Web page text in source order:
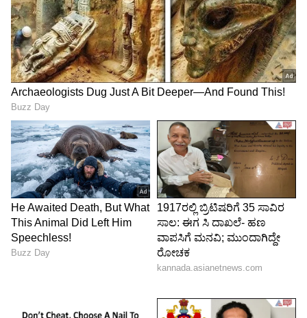
ABOUT THE AUTHOR
SH Sushma Hegde
ಸುವರ್ಣ ನ್ಯೂಸ್ ಸುದ್ದಿ ಮಾಧ್ಯಮದ ಡಿಜಿಟಲ್ ವಿಭಾಗದಲ್ಲಿ ಕಳೆದ
ಮೂರು ವರ್ಷಗಳಿಂದ ಕೆಲಸ ಮಾಡುತ್ತಿದ್ದೇನೆ. ದೃಶ್ಯ ಮಾಧ್ಯಮ,
ಡಿಜಿಟಲ್‌ ಮಾಧ್ಯಮದಲ್ಲಿ 5 ವರ್ಷ ಕೆಲಸ ಮಾಡಿದ ಅನುಭವವಿದೆ.
SDM ಉಜಿರೆಯಲ್ಲಿ ಪತ್ರಿಕೋದ್ಯಮದ ಸ್ನಾತಕೋತ್ತರ ಪದವಿ.
ಸುದ್ದಿಲೋಕದಲ್ಲಿ ರಾಜಕೀಯ, ದೇಶ, ಜ್ಯೋತಿಷ್ಯ, ಜೀವನಶೈಲಿ,
ವಾಣಿಜ್ಯ, ಕ್ರೈಂ ಸುದ್ದಿಗಳಲ್ಲಿ ಆಸಕ್ತಿ.
ರಾಶಿ ಜ್ಯೋತಿಷ್ಯ ರವಿ ಅದೃಷ್ಟ